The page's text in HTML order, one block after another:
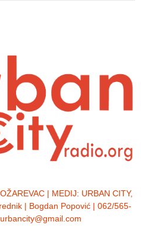
| MEDIJ: URBAN CITY,
| Bogdan Popović | 062/565-